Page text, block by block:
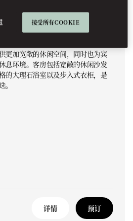
更加宽敞的休闲空间，同时也为宾
息环境。客房包括宽敞的休闲沙发
的大理石浴室以及步入式衣柜，是
详情 预订
接受所有COOKIE